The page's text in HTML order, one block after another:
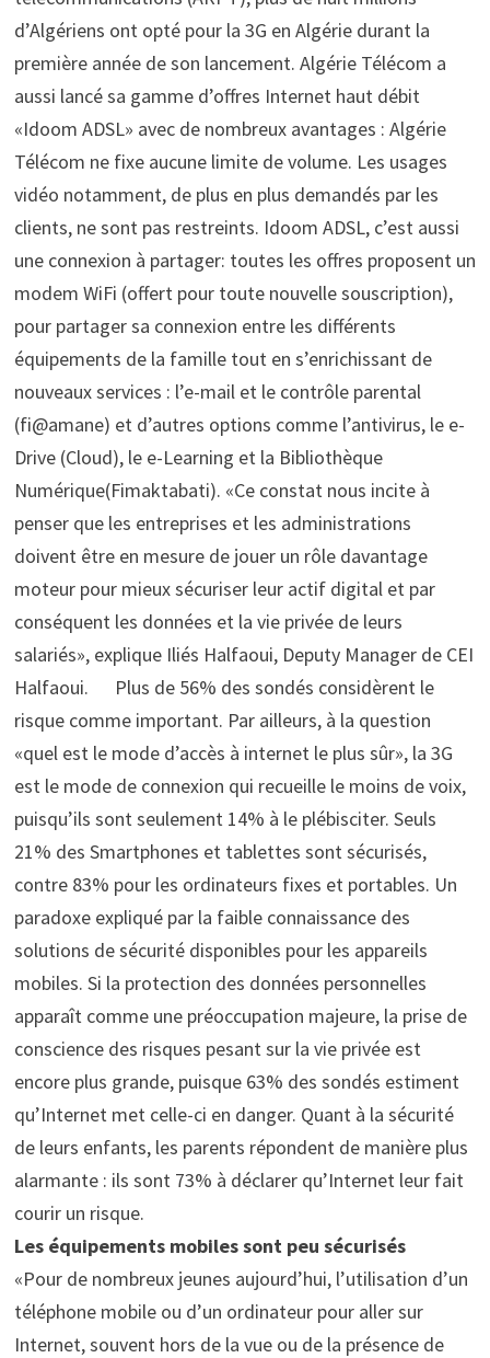
d’Algériens ont opté pour la 3G en Algérie durant la
première année de son lancement. Algérie Télécom a
aussi lancé sa gamme d’offres Internet haut débit
«Idoom ADSL» avec de nombreux avantages : Algérie
Télécom ne fixe aucune limite de volume. Les usages
vidéo notamment, de plus en plus demandés par les
clients, ne sont pas restreints. Idoom ADSL, c’est aussi
une connexion à partager: toutes les offres proposent un
modem WiFi (offert pour toute nouvelle souscription),
pour partager sa connexion entre les différents
équipements de la famille tout en s’enrichissant de
nouveaux services : l’e-mail et le contrôle parental
(fi@amane) et d’autres options comme l’antivirus, le e-
Drive (Cloud), le e-Learning et la Bibliothèque
Numérique(Fimaktabati). «Ce constat nous incite à
penser que les entreprises et les administrations
doivent être en mesure de jouer un rôle davantage
moteur pour mieux sécuriser leur actif digital et par
conséquent les données et la vie privée de leurs
salariés», explique Iliés Halfaoui, Deputy Manager de CEI
Halfaoui. Plus de 56% des sondés considèrent le
risque comme important. Par ailleurs, à la question
«quel est le mode d’accès à internet le plus sûr», la 3G
est le mode de connexion qui recueille le moins de voix,
puisqu’ils sont seulement 14% à le plébisciter. Seuls
21% des Smartphones et tablettes sont sécurisés,
contre 83% pour les ordinateurs fixes et portables. Un
paradoxe expliqué par la faible connaissance des
solutions de sécurité disponibles pour les appareils
mobiles. Si la protection des données personnelles
apparaît comme une préoccupation majeure, la prise de
conscience des risques pesant sur la vie privée est
encore plus grande, puisque 63% des sondés estiment
qu’Internet met celle-ci en danger. Quant à la sécurité
de leurs enfants, les parents répondent de manière plus
alarmante : ils sont 73% à déclarer qu’Internet leur fait
courir un risque.
Les équipements mobiles sont peu sécurisés
«Pour de nombreux jeunes aujourd’hui, l’utilisation d’un
téléphone mobile ou d’un ordinateur pour aller sur
Internet, souvent hors de la vue ou de la présence de